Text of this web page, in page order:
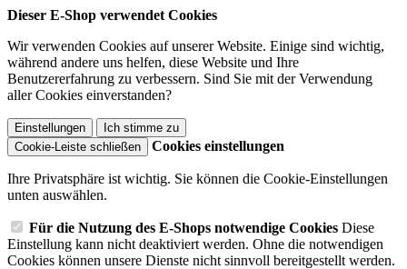
Dieser E-Shop verwendet Cookies
Wir verwenden Cookies auf unserer Website. Einige sind wichtig,
während andere uns helfen, diese Website und Ihre
Benutzererfahrung zu verbessern. Sind Sie mit der Verwendung
aller Cookies einverstanden?
Einstellungen
Ich stimme zu
Cookie-Leiste schließen
Cookies einstellungen
Ihre Privatsphäre ist wichtig. Sie können die Cookie-Einstellungen
unten auswählen.
Für die Nutzung des E-Shops notwendige Cookies Diese
Einstellung kann nicht deaktiviert werden. Ohne die notwendigen
Cookies können unsere Dienste nicht sinnvoll bereitgestellt werden.